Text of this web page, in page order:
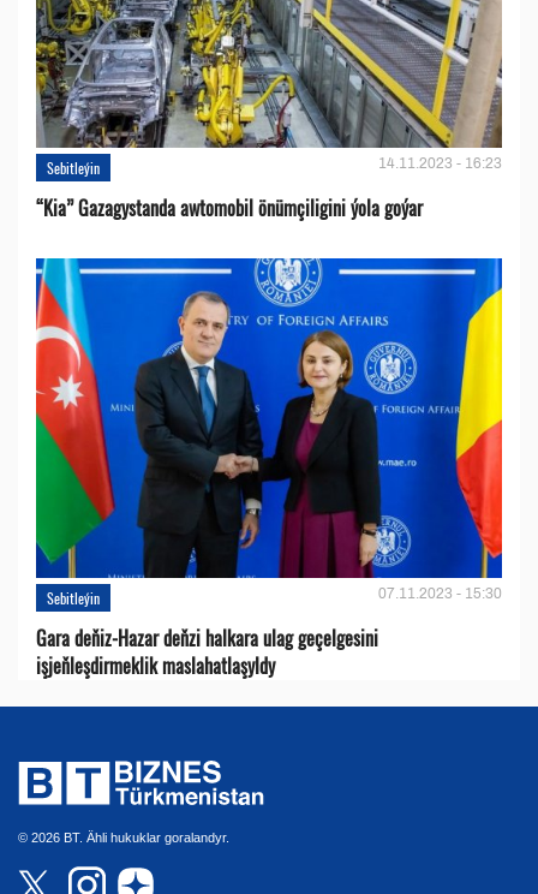
Sebitleýin 14.11.2023 - 16:23
“Kia” Gazagystanda awtomobil önümçiligini ýola goýar
Sebitleýin 07.11.2023 - 15:30
Gara deňiz-Hazar deňzi halkara ulag geçelgesini
işjeňleşdirmeklik maslahatlaşyldy
© 2026 BT. Ähli hukuklar goralandyr.